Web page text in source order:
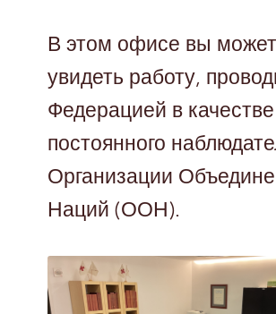
В этом офисе вы
увидеть работу,
Федерацией в качестве
постоянного
Организации
Наций (ООН).